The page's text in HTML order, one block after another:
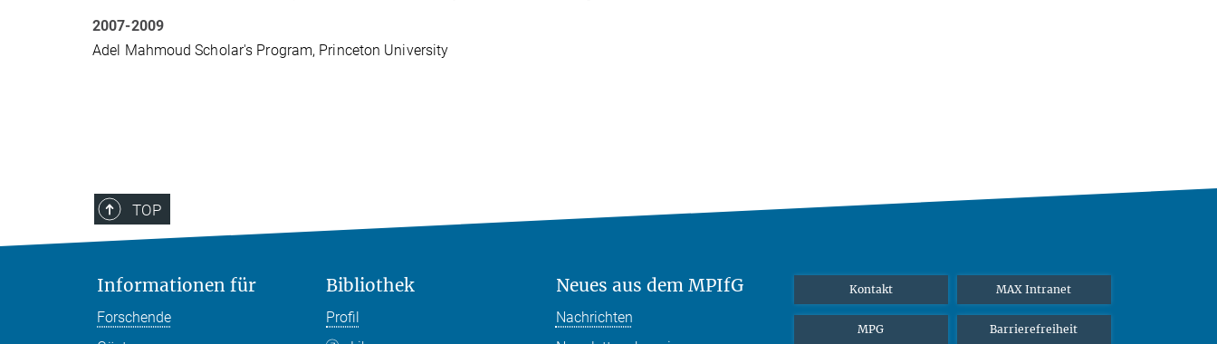
2007-2009
Adel Mahmoud Scholar's Program, Princeton University
TOP
Informationen für
Forschende
Bibliothek
Profil
Neues aus dem MPIfG
Nachrichten
Kontakt MAX Intranet
MPG Barrierefreiheit